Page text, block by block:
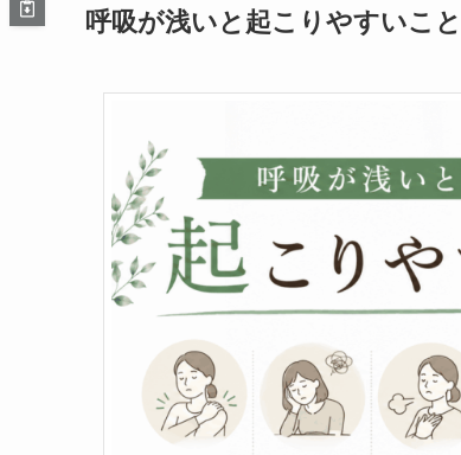
呼吸が浅いと起こりやすいこと